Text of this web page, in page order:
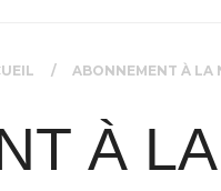
ABONNEMENT À LA
À